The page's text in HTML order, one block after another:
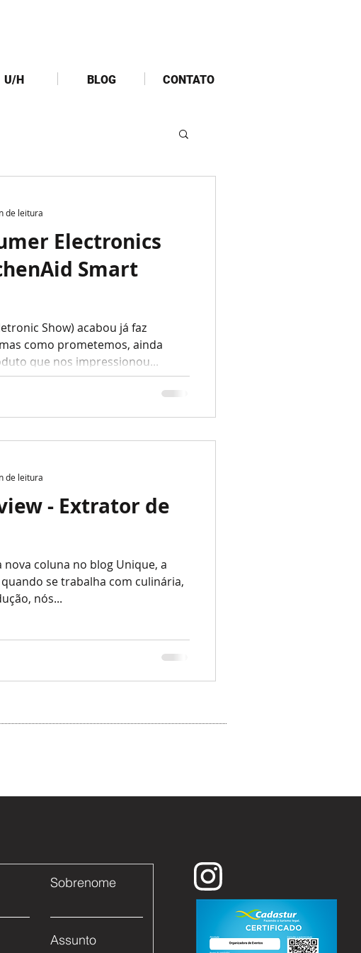
U/H BLOG CONTATO
Electronics
Smart
Show) acabou já faz
como prometemos, ainda
que nos impressionou...
de leitura
- Extrator de
coluna no blog Unique, a
se trabalha com culinária,
nós...
de leitura
Sobrenome
Assunto